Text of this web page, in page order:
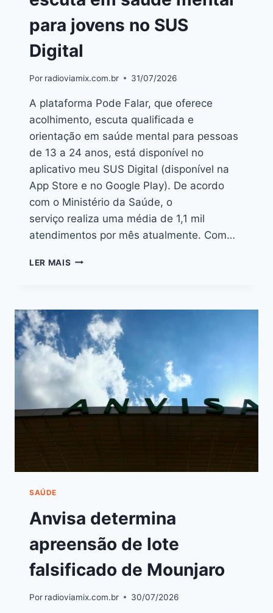
para jovens no SUS
Digital
Por radioviamix.com.br 31/07/2026
A plataforma Pode Falar, que oferece
acolhimento, escuta qualificada e
orientação em saúde mental para pessoas
de 13 a 24 anos, está disponível no
aplicativo meu SUS Digital (disponível na
App Store e no Google Play). De acordo
com o Ministério da Saúde, o
serviço realiza uma média de 1,1 mil
atendimentos por mês atualmente. Com…
LER MAIS
SAÚDE
Anvisa determina
apreensão de lote
falsificado de Mounjaro
Por radioviamix.com.br 30/07/2026